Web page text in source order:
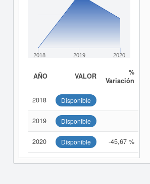
2018 2019 2020
AÑO VALOR
%
Variación
2018 Disponible
2019 Disponible
2020 Disponible -45,67 %